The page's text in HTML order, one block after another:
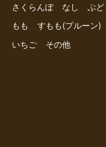
さくらんぼ
なし
ぶど
もも
すもも(プルーン)
いちご
その他